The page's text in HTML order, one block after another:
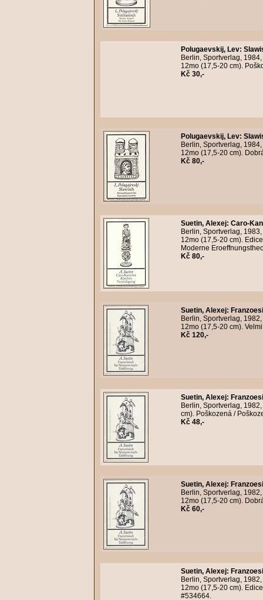
Polugaevskij, Lev:
Berlin, Sportverlag,
12mo (17,5-20 cm).
Kč 30,-
Polugaevskij, Lev:
Berlin, Sportverlag,
12mo (17,5-20 cm).
Kč 80,-
Suetin, Alexej: Caro-
Berlin, Sportverlag,
12mo (17,5-20 cm).
Moderne
Kč 80,-
Suetin, Alexej:
Berlin, Sportverlag,
12mo (17,5-20 cm).
Kč 120,-
Suetin, Alexej:
Berlin, Sportverlag,
cm). Poškozená /
Kč 48,-
Suetin, Alexej:
Berlin, Sportverlag,
12mo (17,5-20 cm).
Kč 60,-
Suetin, Alexej:
Berlin, Sportverlag,
12mo (17,5-20 cm).
#534664.